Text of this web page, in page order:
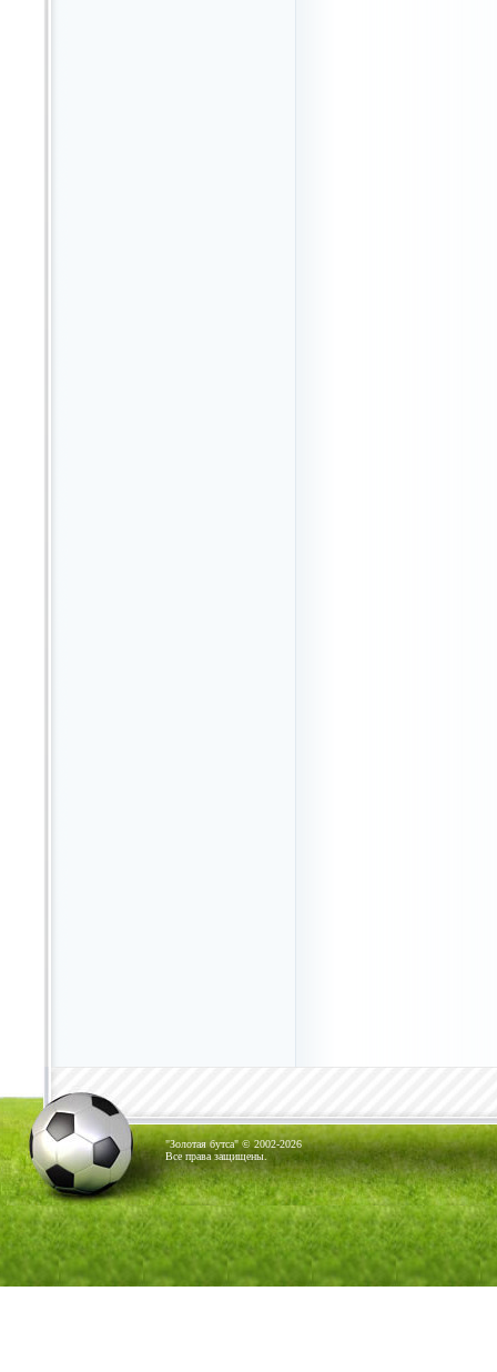
"Золотая бутса" © 2002-2026
Все права защищены.